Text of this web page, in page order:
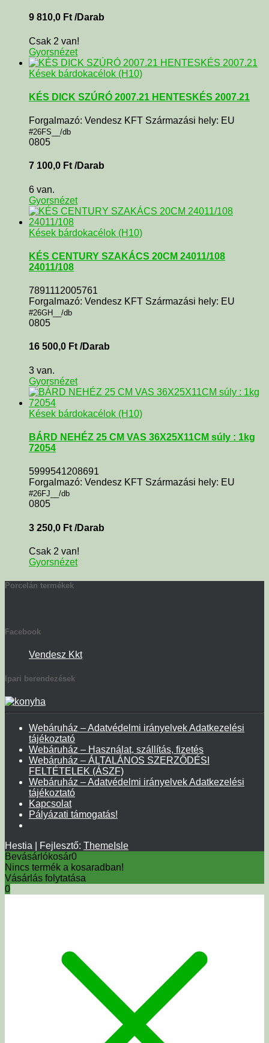
9 810,0 Ft /Darab
Csak 2 van!
Gyorsnézet
Kések bárdokacélok (H10)
KÉS DICK SZÚRÓ 2007.21 HENTESKÉS 2007.21
Forgalmazó: Vendesz KFT Származási hely: EU
#26FS__/db
0805
7 100,0 Ft /Darab
6 van.
Gyorsnézet
Kések bárdokacélok (H10)
KÉS CENTURY SZAKÁCS 20CM 24011/108
24011/108
7891112005761
Forgalmazó: Vendesz KFT Származási hely: EU
#26GH__/db
0805
16 500,0 Ft /Darab
3 van.
Gyorsnézet
Kések bárdokacélok (H10)
BÁRD NEHÉZ 25 CM VAS 36X25X11CM súly : 1kg
72054
5999541208691
Forgalmazó: Vendesz KFT Származási hely: EU
#26FJ__/db
0805
3 250,0 Ft /Darab
Csak 2 van!
Gyorsnézet
Porcelán termékek
Facebook
Vendesz Kkt
Ipari berendezések
Webáruház – Adatvédelmi irányelvek Adatkezelési
tájékoztató
Webáruház – Használat, szállítás, fizetés
Webáruház – ÁLTALÁNOS SZERZŐDÉSI
FELTÉTELEK (ÁSZF)
Webáruház – Adatvédelmi irányelvek Adatkezelési
tájékoztató
Kapcsolat
Pályázati támogatás!
Hestia | Fejlesztő: ThemeIsle
Bevásárlókosár0
Nincs termék a kosaradban!
Vásárlás folytatása
0